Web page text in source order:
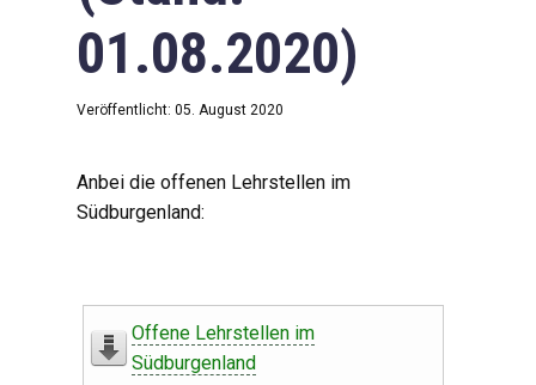
01.08.2020)
Veröffentlicht: 05. August 2020
Anbei die offenen Lehrstellen im
Südburgenland:
Offene Lehrstellen im
Südburgenland